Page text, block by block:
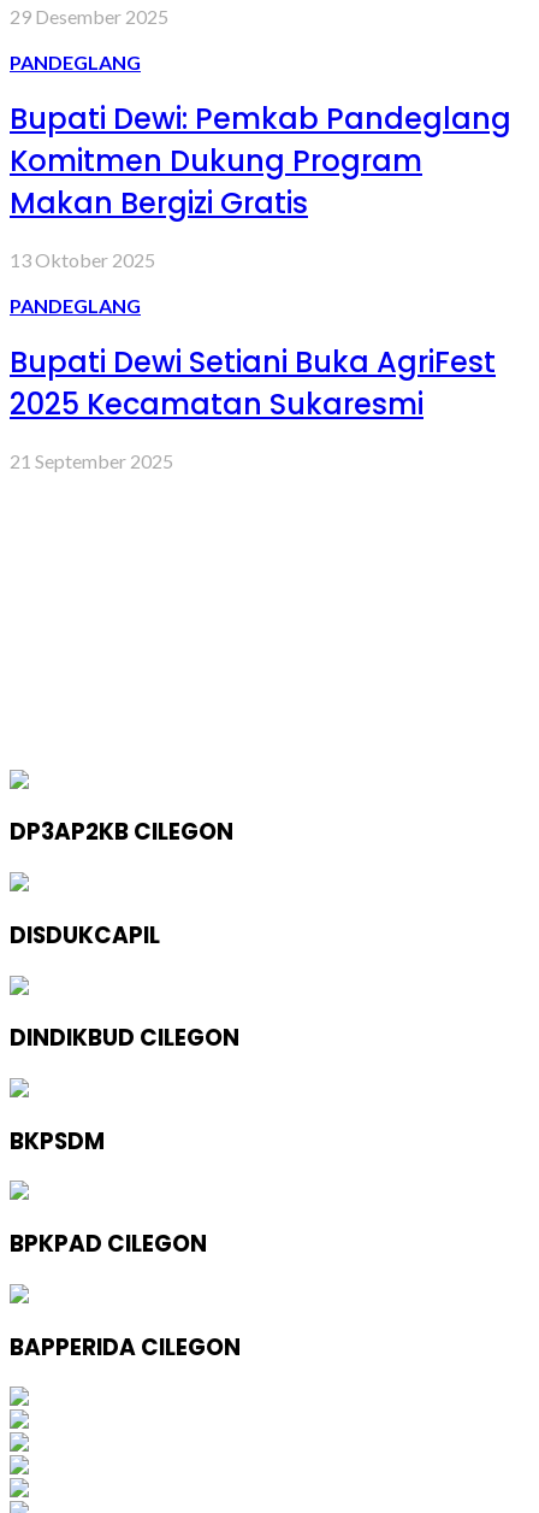
29 Desember 2025
PANDEGLANG
Bupati Dewi: Pemkab Pandeglang
Komitmen Dukung Program
Makan Bergizi Gratis
13 Oktober 2025
PANDEGLANG
Bupati Dewi Setiani Buka AgriFest
2025 Kecamatan Sukaresmi
21 September 2025
DP3AP2KB CILEGON
DISDUKCAPIL
DINDIKBUD CILEGON
BKPSDM
BPKPAD CILEGON
BAPPERIDA CILEGON